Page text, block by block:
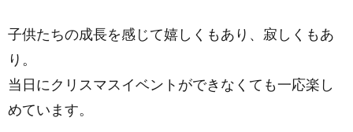
子供たちの成長を感じて嬉しくもあり、寂しくもあ
り。
当日にクリスマスイベントができなくても一応楽し
めています。